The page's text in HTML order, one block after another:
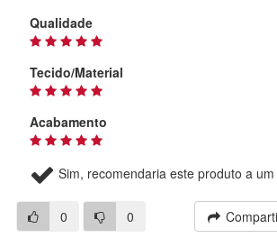
Qualidade
Tecido/Material
Acabamento
Sim, recomendaria este produto a
0 0